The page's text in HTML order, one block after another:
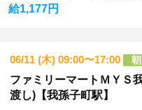
給1,177円
06/11 (木) 09:00〜17:00 朝
ファミリーマートＭＹＳ
渡し)【我孫子町駅】